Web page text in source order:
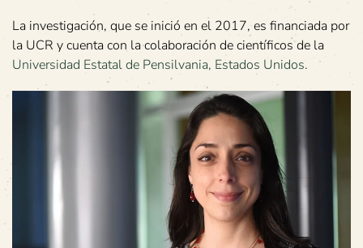
La investigación, que se inició en el 2017, es financiada por
la UCR y cuenta con la colaboración de científicos de la
Universidad Estatal de Pensilvania, Estados Unidos.